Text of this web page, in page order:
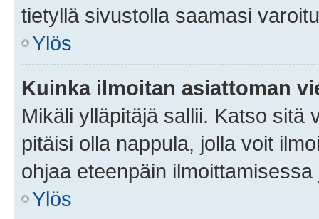
tietyllä sivustolla saamasi
Ylös
Kuinka ilmoitan asiattoman
Mikäli ylläpitäjä sallii. Katso sitä
pitäisi olla nappula, jolla voit
ohjaa eteenpäin
Ylös